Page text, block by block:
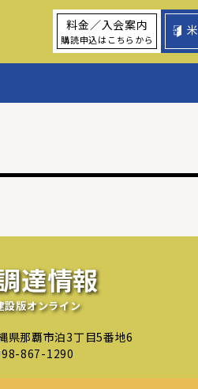
料金／入会案内
購読申込はこちらから
達情報
設版オンライン
県那覇市泊3丁目5番地6
867-1290